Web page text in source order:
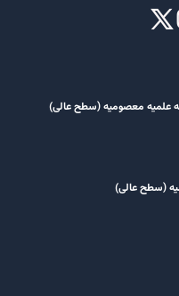
علمیه معصومیه‌ (سطح عالی)
(سطح عالی)